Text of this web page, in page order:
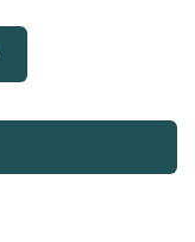
- Hoàng Tuấn số